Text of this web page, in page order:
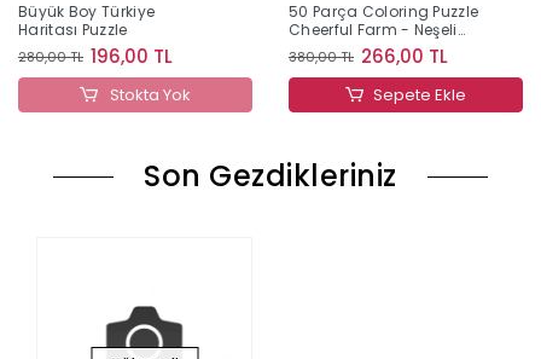
Büyük Boy Türkiye
Haritası Puzzle
280,00 TL 196,00 TL
Stokta Yok
50 Parça Coloring Puzzle
Cheerful Farm - Neşeli
Çiftlik
380,00 TL 266,00 TL
Sepete Ekle
Son Gezdikleriniz